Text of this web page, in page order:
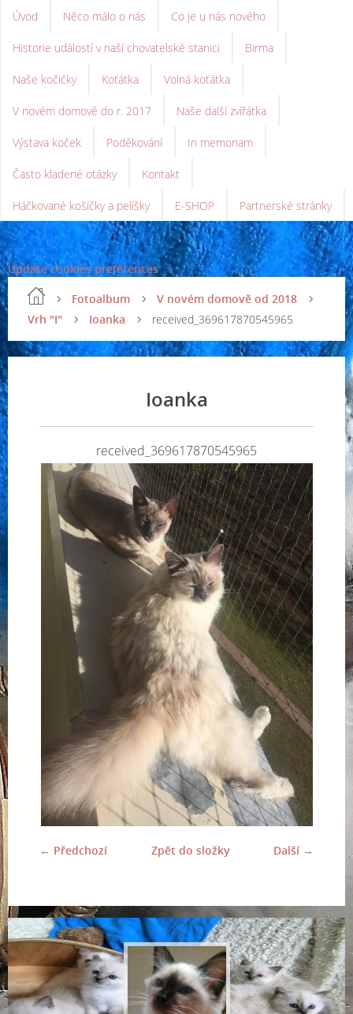
Úvod Něco málo o nás Co je u nás nového
Historie událostí v naší chovatelské stanici Birma
Naše kočičky Koťátka Volná koťátka
V novém domově do r. 2017 Naše další zvířátka
Výstava koček Poděkování In memoriam
Často kladené otázky Kontakt
Háčkované košíčky a pelíšky E-SHOP Partnerské stránky
Update cookies preferences
Fotoalbum
V novém domově od 2018
Vrh "I"
Ioanka received_369617870545965
Ioanka
received_369617870545965
← Předchozí Další →
Zpět do složky